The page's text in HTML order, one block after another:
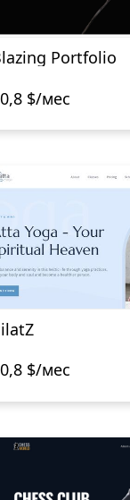
Portfolio
$/мес
$/мес